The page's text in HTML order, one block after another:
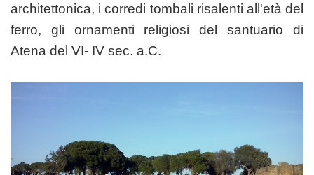
architettonica, i corredi tombali risalenti all'età del
ferro, gli ornamenti religiosi del santuario di
Atena del VI- IV sec. a.C.